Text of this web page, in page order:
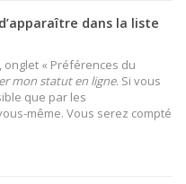
dans la liste
« Préférences du
mon statut en ligne. Si vous
que par les
même. Vous serez compté